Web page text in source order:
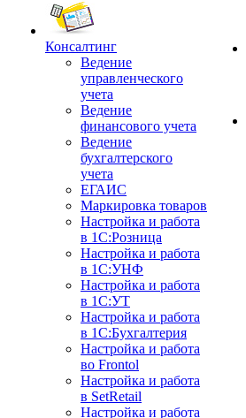
Консалтинг
Ведение
управленческого
учета
Ведение
финансового учета
Ведение
бухгалтерского
учета
ЕГАИС
Маркировка товаров
Настройка и работа
в 1С:Розница
Настройка и работа
в 1С:УНФ
Настройка и работа
в 1С:УТ
Настройка и работа
в 1С:Бухгалтерия
Настройка и работа
во Frontol
Настройка и работа
в SetRetail
Настройка и работа